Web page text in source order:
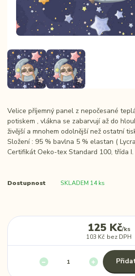
Velice příjemný panel z nepočesané
potiskem , vlákna se zabarvují až do
živější a mnohem odolnější než ostatní
Složení : 95 % bavlna 5 % elastan (
Certifikát Oeko-tex Standard 100, třída I.
Dostupnost SKLADEM 14 ks
125 Kč/ks
103 Kč bez DPH